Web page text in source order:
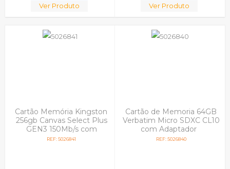
Ver Produto Ver Produto
Cartão Memória Kingston
256gb Canvas Select Plus
GEN3 150Mb/s com
Adaptador SD
REF: 5026841
Cartão de Memoria 64GB
Verbatim Micro SDXC CL10
com Adaptador
REF: 5026840